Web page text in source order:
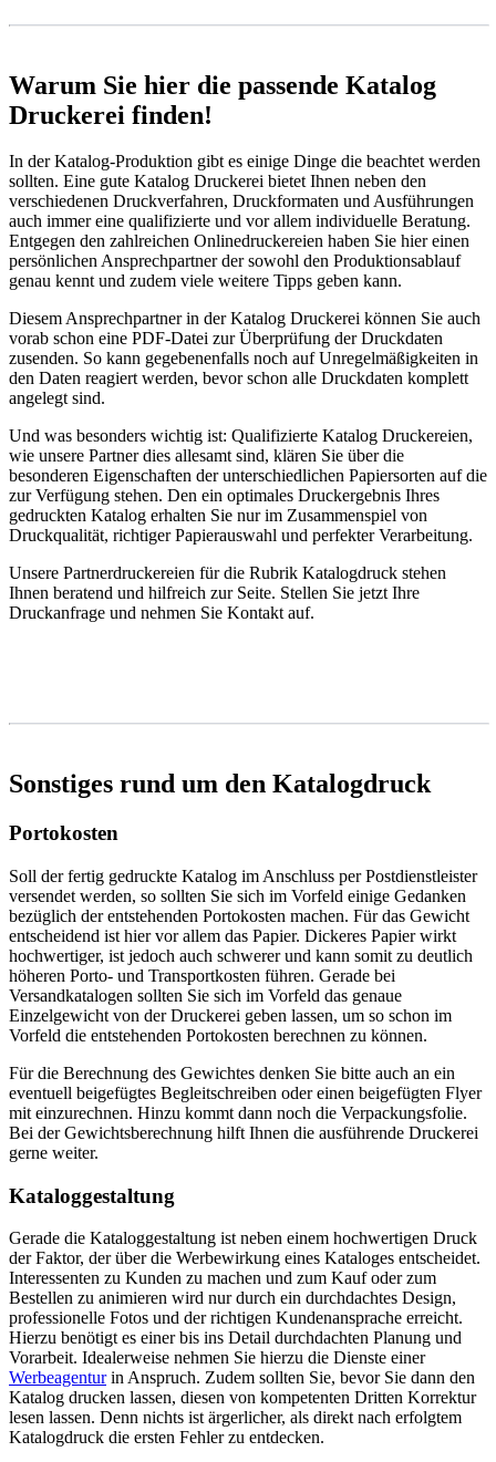
Warum Sie hier die passende Katalog
Druckerei finden!
In der Katalog-Produktion gibt es einige Dinge die beachtet werden
sollten. Eine gute Katalog Druckerei bietet Ihnen neben den
verschiedenen Druckverfahren, Druckformaten und Ausführungen
auch immer eine qualifizierte und vor allem individuelle Beratung.
Entgegen den zahlreichen Onlinedruckereien haben Sie hier einen
persönlichen Ansprechpartner der sowohl den Produktionsablauf
genau kennt und zudem viele weitere Tipps geben kann.
Diesem Ansprechpartner in der Katalog Druckerei können Sie auch
vorab schon eine PDF-Datei zur Überprüfung der Druckdaten
zusenden. So kann gegebenenfalls noch auf Unregelmäßigkeiten in
den Daten reagiert werden, bevor schon alle Druckdaten komplett
angelegt sind.
Und was besonders wichtig ist: Qualifizierte Katalog Druckereien,
wie unsere Partner dies allesamt sind, klären Sie über die
besonderen Eigenschaften der unterschiedlichen Papiersorten auf die
zur Verfügung stehen. Den ein optimales Druckergebnis Ihres
gedruckten Katalog erhalten Sie nur im Zusammenspiel von
Druckqualität, richtiger Papierauswahl und perfekter Verarbeitung.
Unsere Partnerdruckereien für die Rubrik Katalogdruck stehen
Ihnen beratend und hilfreich zur Seite. Stellen Sie jetzt Ihre
Druckanfrage und nehmen Sie Kontakt auf.
Sonstiges rund um den Katalogdruck
Portokosten
Soll der fertig gedruckte Katalog im Anschluss per Postdienstleister
versendet werden, so sollten Sie sich im Vorfeld einige Gedanken
bezüglich der entstehenden Portokosten machen. Für das Gewicht
entscheidend ist hier vor allem das Papier. Dickeres Papier wirkt
hochwertiger, ist jedoch auch schwerer und kann somit zu deutlich
höheren Porto- und Transportkosten führen. Gerade bei
Versandkatalogen sollten Sie sich im Vorfeld das genaue
Einzelgewicht von der Druckerei geben lassen, um so schon im
Vorfeld die entstehenden Portokosten berechnen zu können.
Für die Berechnung des Gewichtes denken Sie bitte auch an ein
eventuell beigefügtes Begleitschreiben oder einen beigefügten Flyer
mit einzurechnen. Hinzu kommt dann noch die Verpackungsfolie.
Bei der Gewichtsberechnung hilft Ihnen die ausführende Druckerei
gerne weiter.
Kataloggestaltung
Gerade die Kataloggestaltung ist neben einem hochwertigen Druck
der Faktor, der über die Werbewirkung eines Kataloges entscheidet.
Interessenten zu Kunden zu machen und zum Kauf oder zum
Bestellen zu animieren wird nur durch ein durchdachtes Design,
professionelle Fotos und der richtigen Kundenansprache erreicht.
Hierzu benötigt es einer bis ins Detail durchdachten Planung und
Vorarbeit. Idealerweise nehmen Sie hierzu die Dienste einer
Werbeagenturin Anspruch. Zudem sollten Sie, bevor Sie dann den
Katalog drucken lassen, diesen von kompetenten Dritten Korrektur
lesen lassen. Denn nichts ist ärgerlicher, als direkt nach erfolgtem
Katalogdruck die ersten Fehler zu entdecken.